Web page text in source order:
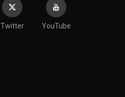
Twitter YouTube